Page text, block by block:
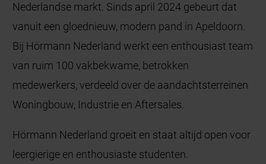
Nederlandse markt. Sinds april 2024 gebeurt dat
vanuit een gloednieuw, modern pand in Apeldoorn.
Bij Hörmann Nederland werkt een enthousiast team
van ruim 100 vakbekwame, betrokken
medewerkers, verdeeld over de aandachtsterreinen
Woningbouw, Industrie en Aftersales.
Hörmann Nederland groeit en staat altijd open voor
leergierige en enthousiaste studenten.